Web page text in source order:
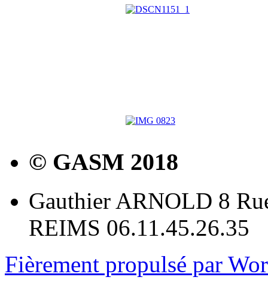
© GASM 2018
Gauthier ARNOLD 8
REIMS 06.11.45.26.35
Fièrement propulsé par